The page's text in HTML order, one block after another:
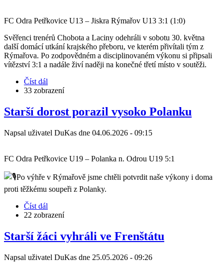
FC Odra Petřkovice U13 – Jiskra Rýmařov U13 3:1 (1:0)
Svěřenci trenérů Chobota a Laciny odehráli v sobotu 30. května
další domácí utkání krajského přeboru, ve kterém přivítali tým z
Rýmařova. Po zodpovědném a disciplinovaném výkonu si připsali
vítězství 3:1 a nadále živí naději na konečné třetí místo v soutěži.
Číst dál
Vítězství
proti
Rýmařovu
33 zobrazení
Starší dorost porazil vysoko Polanku
Napsal uživatel DuKas dne 04.06.2026 - 09:15
FC Odra Petřkovice U19 – Polanka n. Odrou U19 5:1
Po výhře v Rýmařově jsme chtěli potvrdit naše výkony i doma
proti těžkému soupeři z Polanky.
Číst dál
Starší
porazil
vysoko
22 zobrazení
Starší žáci vyhráli ve Frenštátu
Napsal uživatel DuKas dne 25.05.2026 - 09:26